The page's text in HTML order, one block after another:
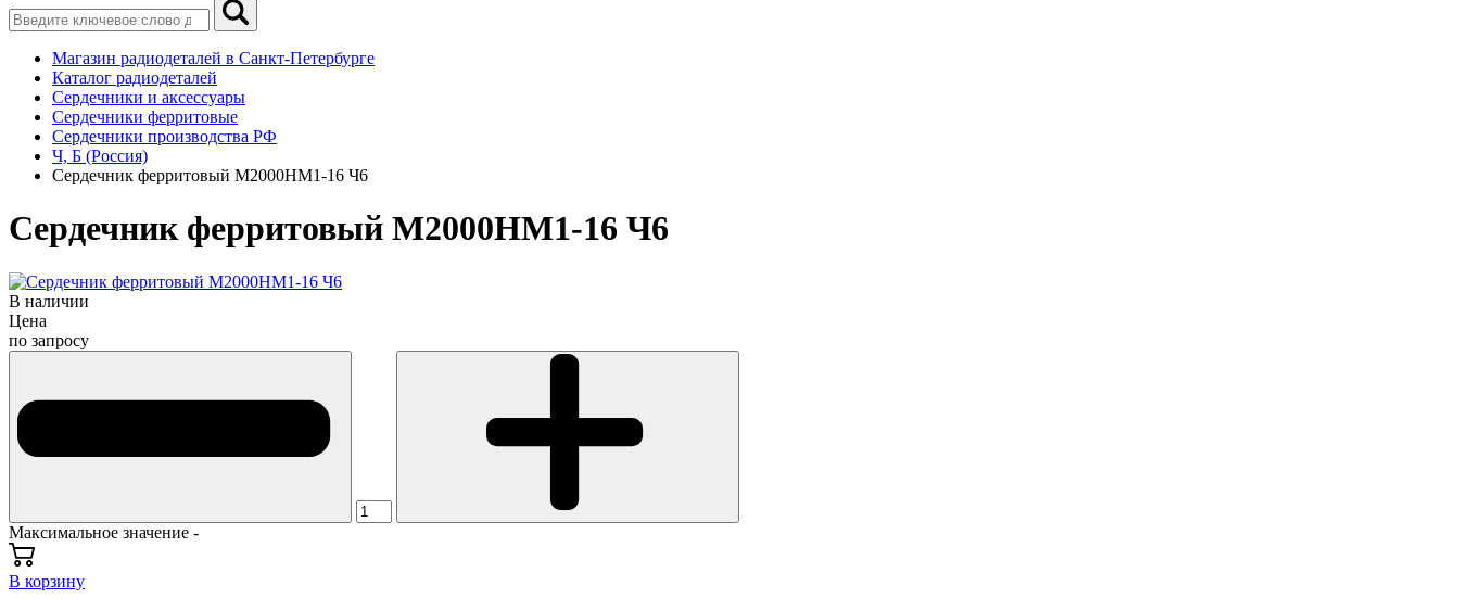
Магазин радиодеталей в Санкт-Петербурге
Каталог радиодеталей
Сердечники и аксессуары
Сердечники ферритовые
Сердечники производства РФ
Ч, Б (Россия)
Сердечник ферритовый М2000НМ1-16 Ч6
Сердечник ферритовый М2000НМ1-16 Ч6
В наличии
Цена
по запросу
Максимальное значение -
В корзину